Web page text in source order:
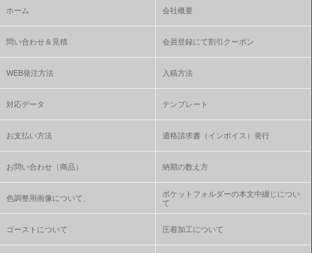
ホーム 会社概要
問い合わせ＆見積 会員登録にて割引クーポン
WEB発注方法 入稿方法
対応データ テンプレート
お支払い方法 適格請求書（インボイス）発行
お問い合わせ（商品） 納期の数え方
色調整用画像について、
ポケットフォルダーの本文中綴じについ
て
ゴーストについて 圧着加工について